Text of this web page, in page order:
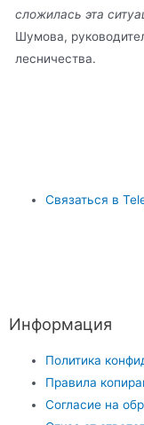
сложилась эта
Шумова,
лесничества.
Связаться в
Информация
Политика
Правила
Согласие на